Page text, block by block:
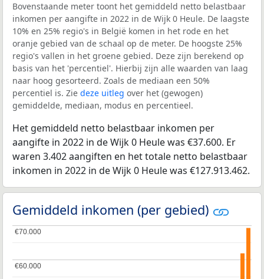
Bovenstaande meter toont het gemiddeld netto belastbaar
inkomen per aangifte in 2022 in de Wijk 0 Heule. De laagste
10% en 25% regio's in België komen in het rode en het
oranje gebied van de schaal op de meter. De hoogste 25%
regio's vallen in het groene gebied. Deze zijn berekend op
basis van het 'percentiel'. Hierbij zijn alle waarden van laag
naar hoog gesorteerd. Zoals de mediaan een 50%
percentiel is. Zie deze uitleg over het (gewogen)
gemiddelde, mediaan, modus en percentieel.
Het gemiddeld netto belastbaar inkomen per
aangifte in 2022 in de Wijk 0 Heule was €37.600. Er
waren 3.402 aangiften en het totale netto belastbaar
inkomen in 2022 in de Wijk 0 Heule was €127.913.462.
Gemiddeld inkomen (per gebied)
€60.000
€60.000
€70.000
€70.000